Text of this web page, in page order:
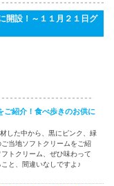
開設！～１１月２１日グ
ご紹介！食べ歩きのお供に
した中から、黒にピンク、緑
当地ソフトクリームをご紹
トクリーム、ぜひ味わって
と、間違いなしですよ♪